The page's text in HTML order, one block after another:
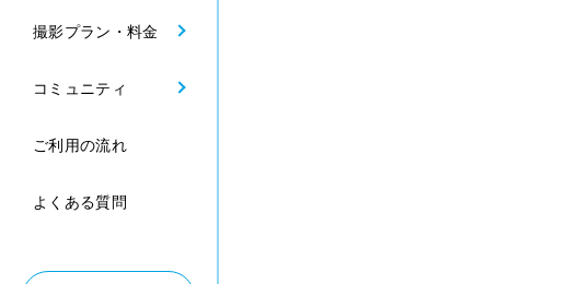
撮影プラン・料金
コミュニティ
ご利用の流れ
よくある質問